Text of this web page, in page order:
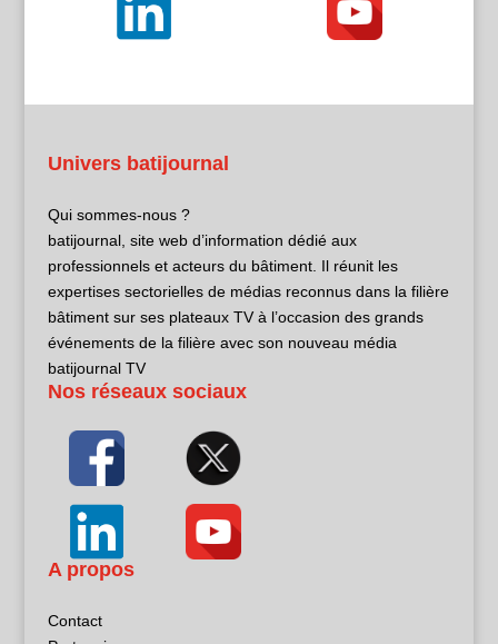
Univers batijournal
Qui sommes-nous ?
batijournal, site web d’information dédié aux
professionnels et acteurs du bâtiment. Il réunit les
expertises sectorielles de médias reconnus dans la filière
bâtiment sur ses plateaux TV à l’occasion des grands
événements de la filière avec son nouveau média
batijournal TV
Nos réseaux sociaux
A propos
Contact